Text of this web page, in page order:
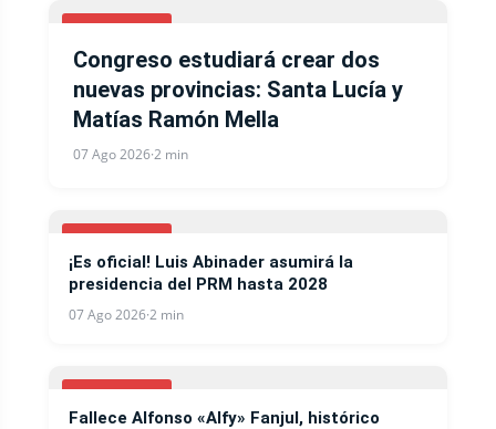
NACIONALES
Congreso estudiará crear dos
nuevas provincias: Santa Lucía y
Matías Ramón Mella
07 Ago 2026·2 min
NACIONALES
¡Es oficial! Luis Abinader asumirá la
presidencia del PRM hasta 2028
07 Ago 2026·2 min
NACIONALES
Fallece Alfonso «Alfy» Fanjul, histórico